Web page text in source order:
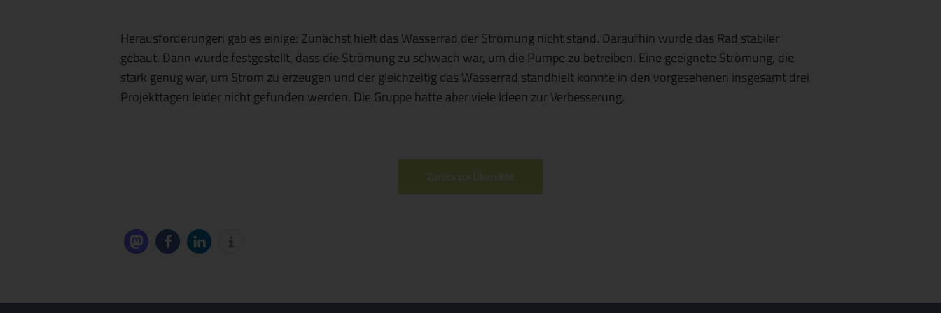
Herausforderungen gab es einige: Zunächst hielt das Wasserrad der Strömung nicht stand. Daraufhin wurde das Rad stabiler
gebaut. Dann wurde festgestellt, dass die Strömung zu schwach war, um die Pumpe zu betreiben. Eine geeignete Strömung, die
stark genug war, um Strom zu erzeugen und der gleichzeitig das Wasserrad standhielt konnte in den vorgesehenen insgesamt drei
Projekttagen leider nicht gefunden werden. Die Gruppe hatte aber viele Ideen zur Verbesserung.
Zurück zur Übersicht